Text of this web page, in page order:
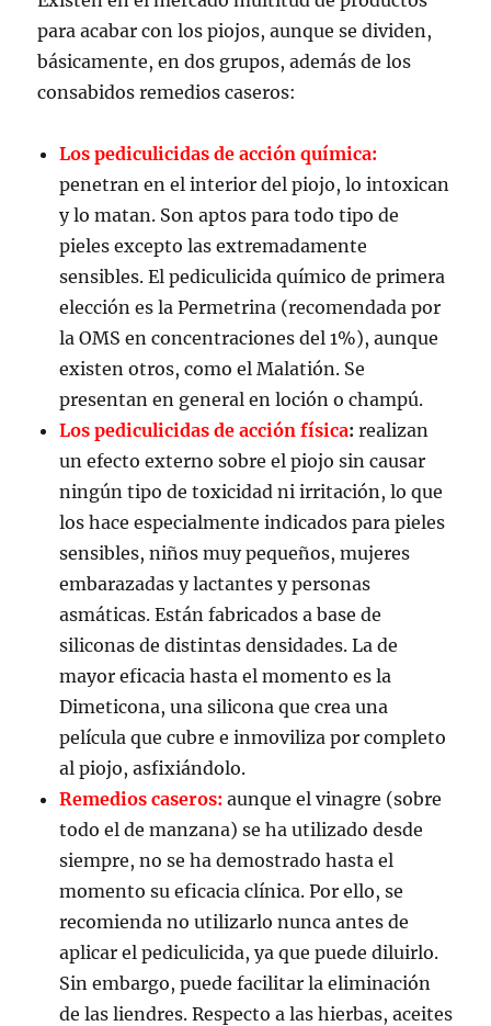
para acabar con los piojos, aunque se dividen,
básicamente, en dos grupos, además de los
consabidos remedios caseros:
Los pediculicidas de acción química:
penetran en el interior del piojo, lo intoxican
y lo matan. Son aptos para todo tipo de
pieles excepto las extremadamente
sensibles. El pediculicida químico de primera
elección es la Permetrina (recomendada por
la OMS en concentraciones del 1%), aunque
existen otros, como el Malatión. Se
presentan en general en loción o champú.
Los pediculicidas de acción física: realizan
un efecto externo sobre el piojo sin causar
ningún tipo de toxicidad ni irritación, lo que
los hace especialmente indicados para pieles
sensibles, niños muy pequeños, mujeres
embarazadas y lactantes y personas
asmáticas. Están fabricados a base de
siliconas de distintas densidades. La de
mayor eficacia hasta el momento es la
Dimeticona, una silicona que crea una
película que cubre e inmoviliza por completo
al piojo, asfixiándolo.
Remedios caseros: aunque el vinagre (sobre
todo el de manzana) se ha utilizado desde
siempre, no se ha demostrado hasta el
momento su eficacia clínica. Por ello, se
recomienda no utilizarlo nunca antes de
aplicar el pediculicida, ya que puede diluirlo.
Sin embargo, puede facilitar la eliminación
de las liendres. Respecto a las hierbas, aceites